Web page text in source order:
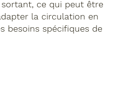
sortant, ce qui peut être
la circulation en
besoins spécifiques de